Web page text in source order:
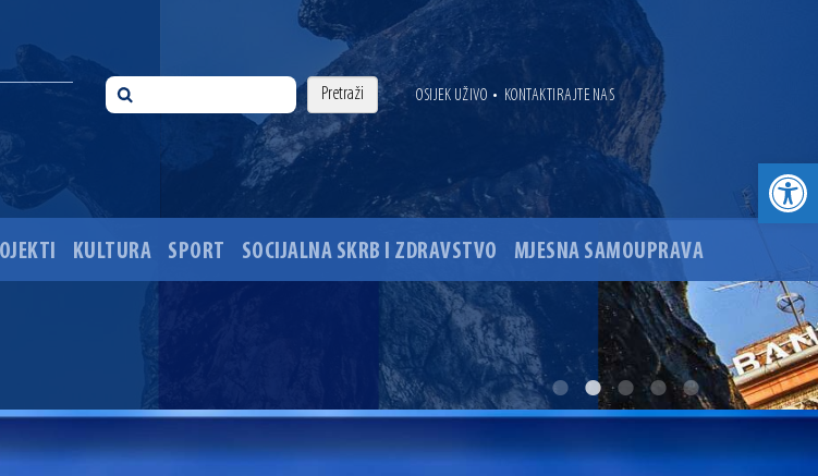
OSIJEK UŽIVO • KONTAKTIRAJTE NAS
KULTURA SPORT SOCIJALNA SKRB I ZDRAVSTVO MJESNA SAMOUPRAVA
vrtiće upisan rekordan broj djece, te najavio cjelovitu obnovu glavnog osječkog Trga Ante Starčevića